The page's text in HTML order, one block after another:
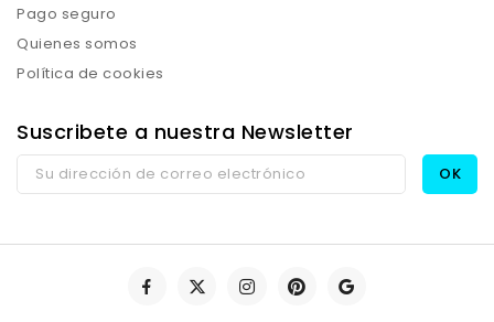
Pago seguro
Quienes somos
Política de cookies
Suscribete a nuestra Newsletter